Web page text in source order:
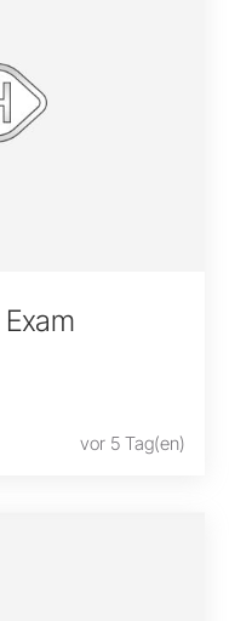
vor 5 Tag(en)